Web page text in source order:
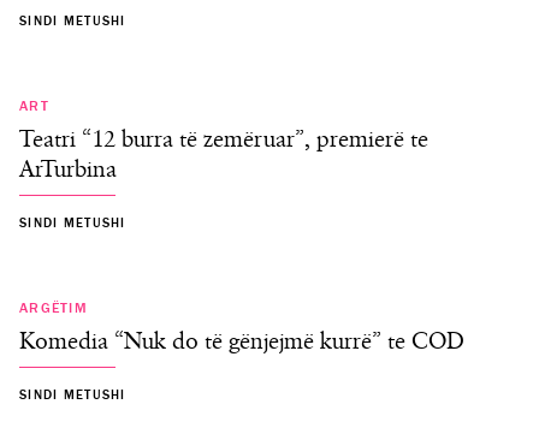
SINDI METUSHI
ART
Teatri “12 burra të zemëruar”, premierë te
ArTurbina
SINDI METUSHI
ARGËTIM
Komedia “Nuk do të gënjejmë kurrë” te COD
SINDI METUSHI